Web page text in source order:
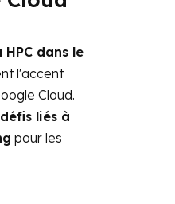
dans le
l'accent
Cloud.
défis liés à
pour les